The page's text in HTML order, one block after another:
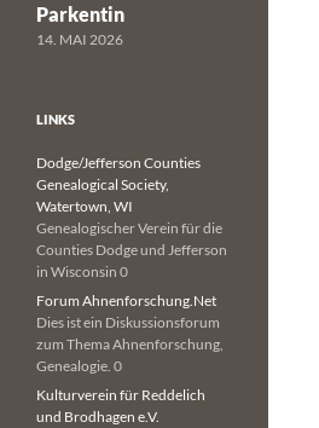
Parkentin
14. MAI 2026
LINKS
Dodge/Jefferson Counties
Genealogical Society,
Watertown, WI
Genealogischer Verein für die
Counties Dodge und Jefferson
in Wisconsin 0
Forum Ahnenforschung.Net
Dies ist ein Diskussionsforum
zum Thema Ahnenforschung,
Genealogie. 0
Kulturverein für Reddelich
und Brodhagen e.V.